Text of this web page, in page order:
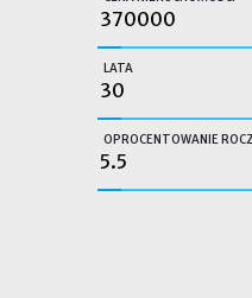
LATA
OPROCENTOWANIE